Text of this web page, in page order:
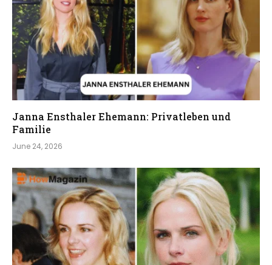
Janna Ensthaler Ehemann: Privatleben und
Familie
June 24, 2026